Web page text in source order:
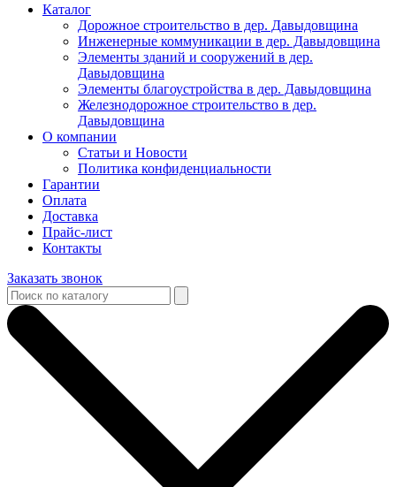
Каталог
Дорожное строительство в дер. Давыдовщина
Инженерные коммуникации в дер. Давыдовщина
Элементы зданий и сооружений в дер.
Давыдовщина
Элементы благоустройства в дер. Давыдовщина
Железнодорожное строительство в дер.
Давыдовщина
О компании
Статьи и Новости
Политика конфиденциальности
Гарантии
Оплата
Доставка
Прайс-лист
Контакты
Заказать звонок